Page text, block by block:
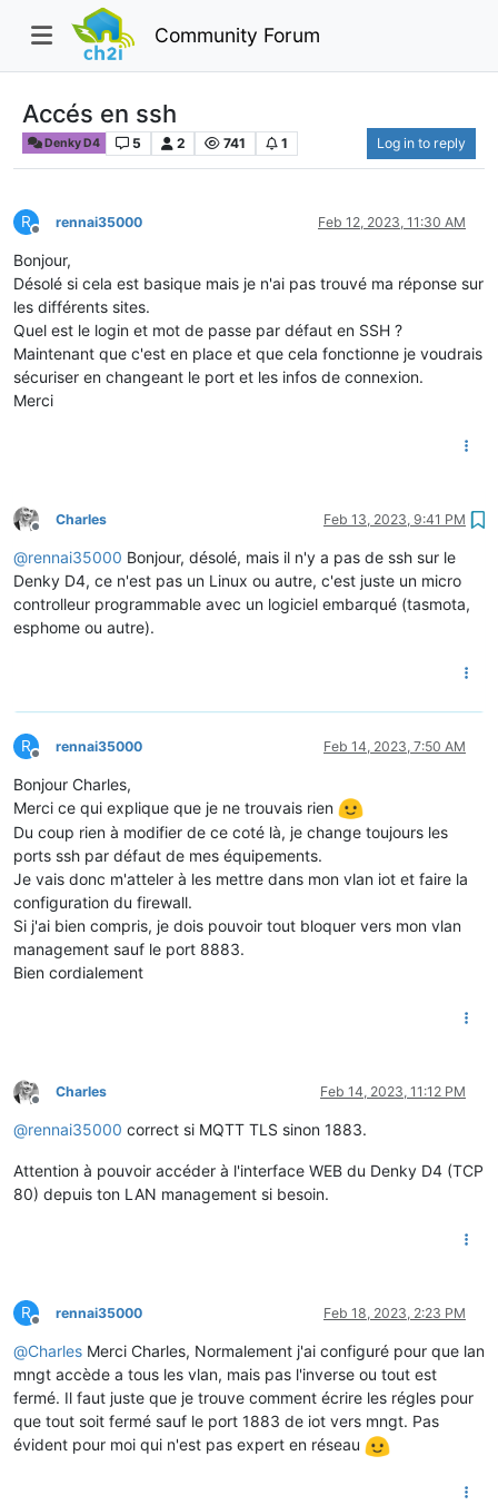
Community Forum
Accés en ssh
Denky D4 5 2 741 1 Log in to reply
R
Offline
rennai35000 Feb 12, 2023, 11:30 AM
Bonjour,
Désolé si cela est basique mais je n'ai pas trouvé ma réponse sur
les différents sites.
Quel est le login et mot de passe par défaut en SSH ?
Maintenant que c'est en place et que cela fonctionne je voudrais
sécuriser en changeant le port et les infos de connexion.
Merci
Offline
Charles Feb 13, 2023, 9:41 PM
@rennai35000 Bonjour, désolé, mais il n'y a pas de ssh sur le
Denky D4, ce n'est pas un Linux ou autre, c'est juste un micro
controlleur programmable avec un logiciel embarqué (tasmota,
esphome ou autre).
R
Offline
rennai35000 Feb 14, 2023, 7:50 AM
Bonjour Charles,
Merci ce qui explique que je ne trouvais rien
Du coup rien à modifier de ce coté là, je change toujours les
ports ssh par défaut de mes équipements.
Je vais donc m'atteler à les mettre dans mon vlan iot et faire la
configuration du firewall.
Si j'ai bien compris, je dois pouvoir tout bloquer vers mon vlan
management sauf le port 8883.
Bien cordialement
Offline
Charles Feb 14, 2023, 11:12 PM
@rennai35000 correct si MQTT TLS sinon 1883.
Attention à pouvoir accéder à l'interface WEB du Denky D4 (TCP
80) depuis ton LAN management si besoin.
R
Offline
rennai35000 Feb 18, 2023, 2:23 PM
@Charles Merci Charles, Normalement j'ai configuré pour que lan
mngt accède a tous les vlan, mais pas l'inverse ou tout est
fermé. Il faut juste que je trouve comment écrire les régles pour
que tout soit fermé sauf le port 1883 de iot vers mngt. Pas
évident pour moi qui n'est pas expert en réseau